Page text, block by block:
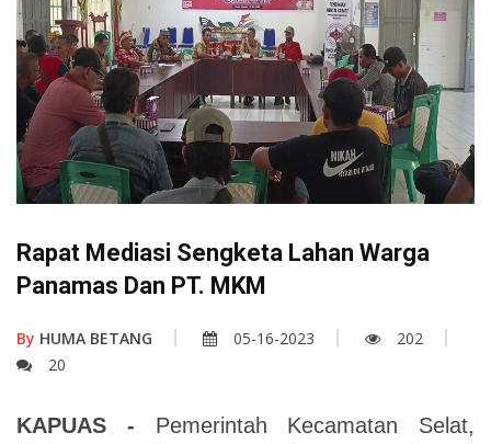
Rapat Mediasi Sengketa Lahan Warga
Panamas Dan PT. MKM
By HUMA BETANG 05-16-2023
202
20
KAPUAS - Pemerintah Kecamatan Selat,